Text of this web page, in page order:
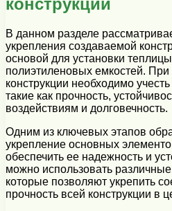
конструкции
В данном разделе
укрепления создаваемой
основой для установки
полиэтиленовых емкостей. При
конструкции необходимо
такие как прочность,
воздействиям и долговечность.
Одним из ключевых этапов
укрепление основных
обеспечить ее надежность и
можно использовать
которые позволяют укрепить
прочность всей конструкции в